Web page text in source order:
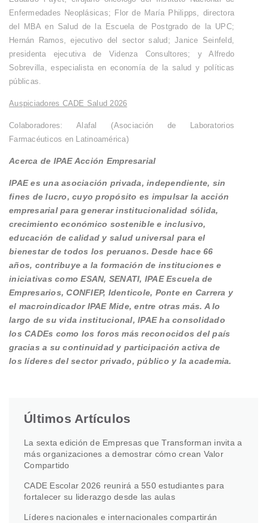
Enfermedades Neoplásicas; Flor de María Philipps, directora
del MBA en Salud de la Escuela de Postgrado de la UPC;
Hernán Ramos, ejecutivo del sector salud; Janice Seinfeld,
presidenta ejecutiva de Videnza Consultores; y Alfredo
Sobrevilla, especialista en economía de la salud y políticas
públicas.
Auspiciadores CADE Salud 2026
Colaboradores: Alafal (Asociación de Laboratorios
Farmacéuticos en Latinoamérica)
Acerca de IPAE Acción Empresarial
IPAE es una asociación privada, independiente, sin
fines de lucro, cuyo propósito es impulsar la acción
empresarial para generar institucionalidad sólida,
crecimiento económico sostenible e inclusivo,
educación de calidad y salud universal para el
bienestar de todos los peruanos. Desde hace 66
años, contribuye a la formación de instituciones e
iniciativas como ESAN, SENATI, IPAE Escuela de
Empresarios, CONFIEP, Identicole, Ponte en Carrera y
el macroindicador IPAE Mide, entre otras más. A lo
largo de su vida institucional, IPAE ha consolidado
los CADEs como los foros más reconocidos del país
gracias a su continuidad y participación activa de
los líderes del sector privado, público y la academia.
Últimos Artículos
La sexta edición de Empresas que Transforman invita a
más organizaciones a demostrar cómo crean Valor
Compartido
CADE Escolar 2026 reunirá a 550 estudiantes para
fortalecer su liderazgo desde las aulas
Líderes nacionales e internacionales compartirán